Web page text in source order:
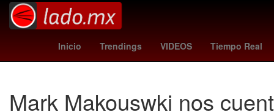
Inicio Trendings VIDEOS Tiempo Real
China Calzada Zavaleta
Mark Makouswki nos